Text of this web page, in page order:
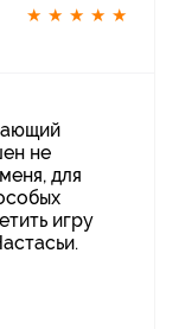
★ ★ ★ ★ ★
не
для
игру